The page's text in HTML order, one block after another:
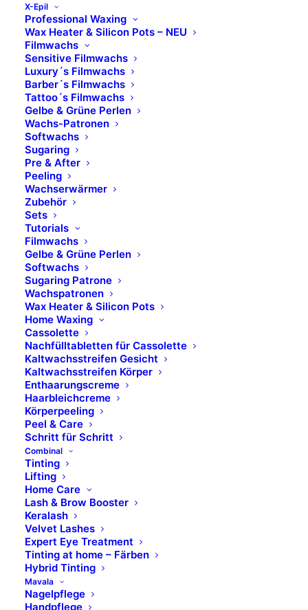
X-Epil
Professional Waxing
Wax Heater & Silicon Pots – NEU
Filmwachs
Sensitive Filmwachs
Luxury´s Filmwachs
Barber´s Filmwachs
Tattoo´s Filmwachs
Gelbe & Grüne Perlen
Wachs-Patronen
Softwachs
Sugaring
Pre & After
Peeling
Wachserwärmer
Zubehör
Sets
Tutorials
Filmwachs
Gelbe & Grüne Perlen
Softwachs
Sugaring Patrone
Wachspatronen
Wax Heater & Silicon Pots
Home Waxing
Cassolette
Nachfülltabletten für Cassolette
Kaltwachsstreifen Gesicht
Kaltwachsstreifen Körper
Enthaarungscreme
Haarbleichcreme
Körperpeeling
Peel & Care
Schritt für Schritt
Combinal
Tinting
Lifting
Home Care
Lash & Brow Booster
Keralash
Velvet Lashes
Expert Eye Treatment
Tinting at home – Färben
Hybrid Tinting
Mavala
Nagelpflege
Handpflege
Öffnungszeiten
Montag – Donnerstag
8.00 Uhr – 17.00 Uhr​
Freitag
8.00 Uhr – 14.00 Uhr
Marken
Skinfonie
X-Epil
VOESH
avrybeauty
Combinal
MAVALA
M.Magi
Hydracolor
Formula Pura
Dermolab Suncare
Dermolab Uomo
Temt
Flawa
bbPad
Sugar Coated
Rechtliches
Kontakt
Impressum
Datenschutz